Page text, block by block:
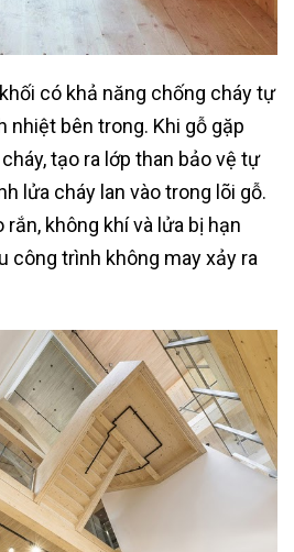
có khả năng chống cháy tự
nhiệt bên trong. Khi gỗ gặp
tạo ra lớp than bảo vệ tự
lửa cháy lan vào trong lõi gỗ.
không khí và lửa bị hạn
công trình không may xảy ra